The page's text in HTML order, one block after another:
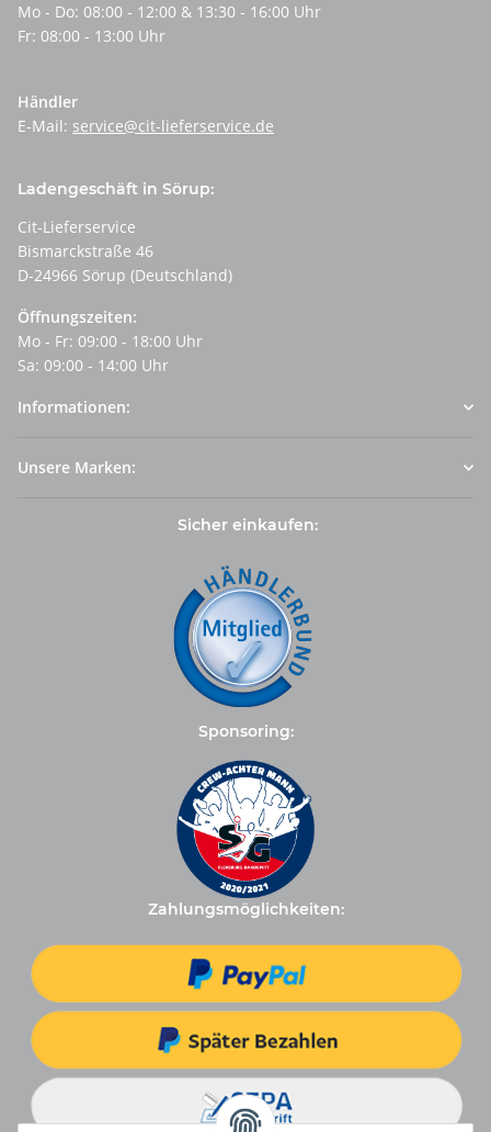
Mo - Do: 08:00 - 12:00 & 13:30 - 16:00 Uhr
Fr: 08:00 - 13:00 Uhr
Händler
E-Mail: service@cit-lieferservice.de
Ladengeschäft in Sörup:
Cit-Lieferservice
Bismarckstraße 46
D-24966 Sörup (Deutschland)
Öffnungszeiten:
Mo - Fr: 09:00 - 18:00 Uhr
Sa: 09:00 - 14:00 Uhr
Informationen:
Unsere Marken:
Sicher einkaufen:
Sponsoring:
Zahlungsmöglichkeiten: